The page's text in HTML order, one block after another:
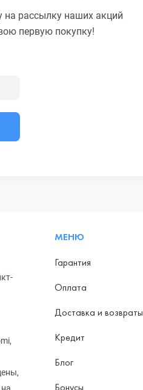
рассылку наших акций
первую покупку!
МЕНЮ
Гарантия
Оплата
Доставка и возвраты
Кредит
Блог
Бонусы